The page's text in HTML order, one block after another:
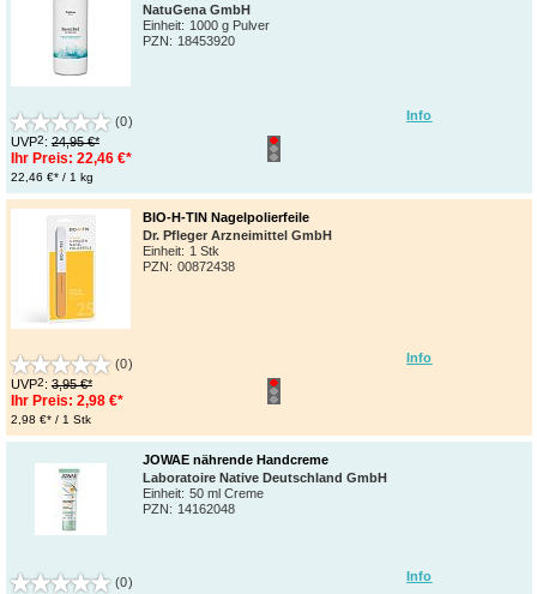
Info
NatuGena GmbH
Einheit: 1000 g Pulver
PZN: 18453920
(0)
UVP2: 24,95 €*
Ihr Preis: 22,46 €*
22,46 €* / 1 kg
Info
BIO-H-TIN Nagelpolierfeile
Dr. Pfleger Arzneimittel GmbH
Einheit: 1 Stk
PZN: 00872438
(0)
UVP2: 3,95 €*
Ihr Preis: 2,98 €*
2,98 €* / 1 Stk
Info
JOWAE nährende Handcreme
Laboratoire Native Deutschland GmbH
Einheit: 50 ml Creme
PZN: 14162048
(0)